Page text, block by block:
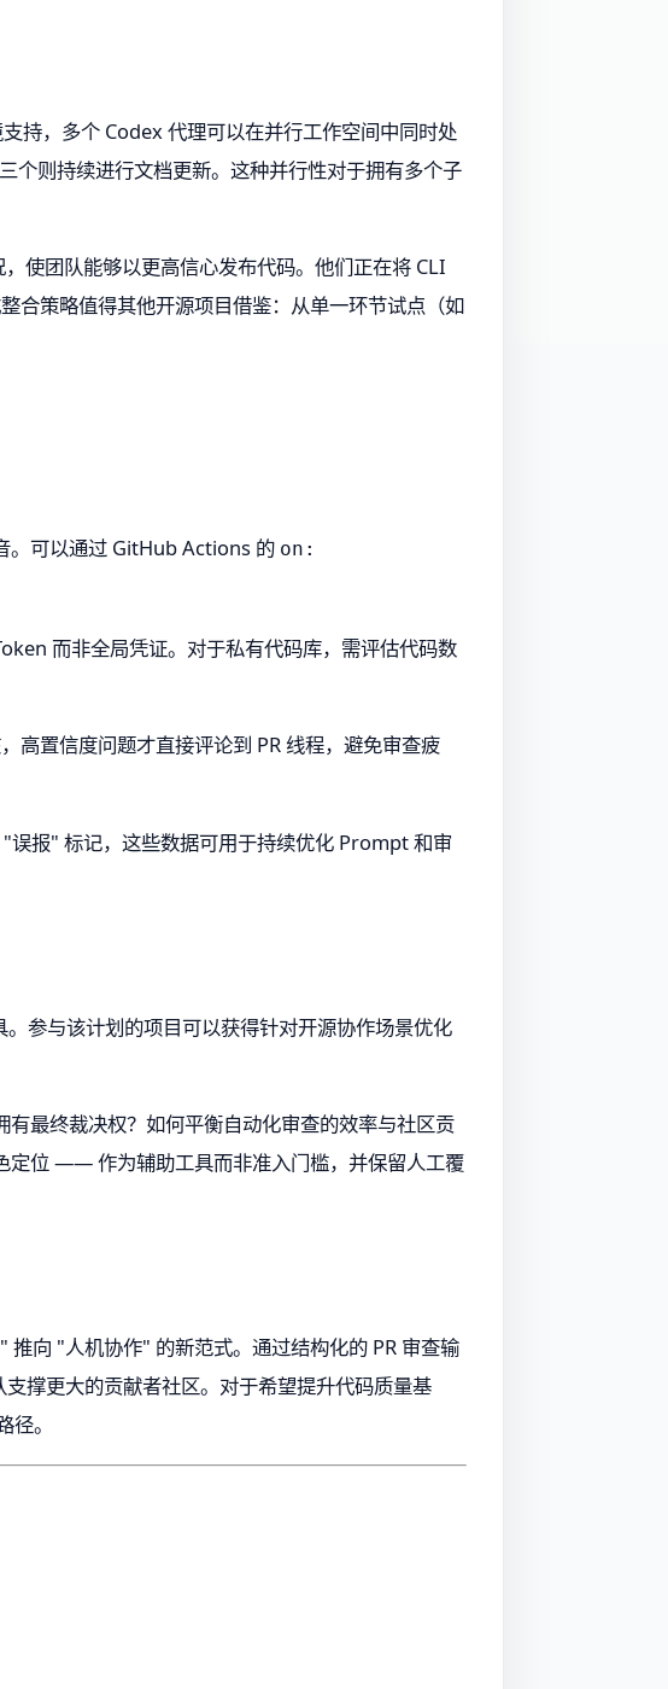
持，多个 Codex 代理可以在并行工作空间中同时处
则持续进行文档更新。这种并行性对于拥有多个子
使团队能够以更高信心发布代码。他们正在将 CLI
合策略值得其他开源项目借鉴：从单一环节试点（如
。可以通过 GitHub Actions 的 on:
而非全局凭证。对于私有代码库，需评估代码数
高置信度问题才直接评论到 PR 线程，避免审查疲
报" 标记，这些数据可用于持续优化 Prompt 和审
参与该计划的项目可以获得针对开源协作场景优化
最终裁决权？如何平衡自动化审查的效率与社区贡
定位 —— 作为辅助工具而非准入门槛，并保留人工覆
向 "人机协作" 的新范式。通过结构化的 PR 审查输
撑更大的贡献者社区。对于希望提升代码质量基
。